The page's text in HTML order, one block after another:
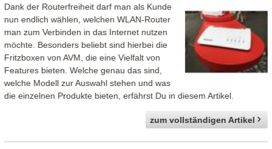
Dank der Routerfreiheit darf man als Kunde
nun endlich wählen, welchen WLAN-Router
man zum Verbinden in das Internet nutzen
möchte. Besonders beliebt sind hierbei die
Fritzboxen von AVM, die eine Vielfalt von
Features bieten. Welche genau das sind,
welche Modell zur Auswahl stehen und was
die einzelnen Produkte bieten, erfährst Du in diesem Artikel.
zum vollständigen Artikel